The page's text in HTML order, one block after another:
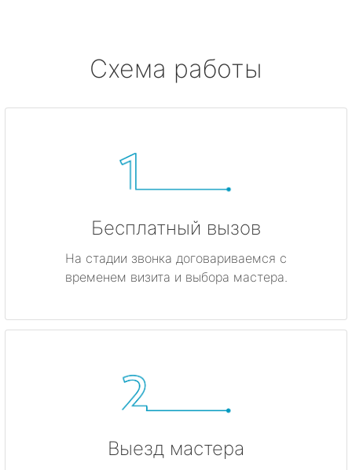
Схема работы
Бесплатный вызов
На стадии звонка договариваемся с
временем визита и выбора мастера.
Выезд мастера